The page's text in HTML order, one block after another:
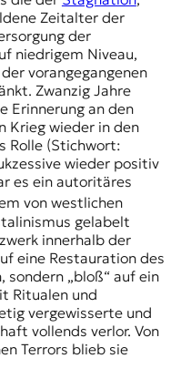
Zeitalter der
der
niedrigem Niveau,
vorangegangenen
Zwanzig Jahre
Erinnerung an den
Krieg wieder in den
Rolle (Stichwort:
wieder positiv
es ein autoritäres
von westlichen
gelabelt
innerhalb der
eine Restauration des
sondern „bloß“ auf ein
Ritualen und
vergewisserte und
vollends verlor. Von
Terrors blieb sie